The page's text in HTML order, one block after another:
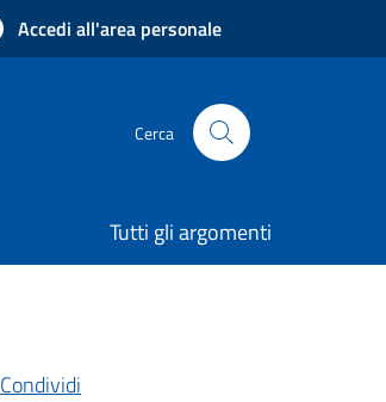
Accedi all'area personale
Cerca
Tutti gli argomenti
Condividi